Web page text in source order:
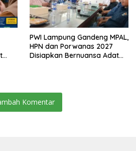
PWI Lampung Gandeng MPAL,
HPN dan Porwanas 2027
Disiapkan Bernuansa Adat
Komentar